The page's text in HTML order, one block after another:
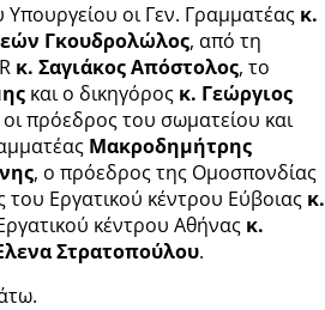
οι Γεν. Γραμματέας κ.
Γκουδρολώλος, από τη
κ. Σαγιάκος Απόστολος, το
και ο δικηγόρος κ. Γεώργιος
πρόεδρος του σωματείου και
Μακροδημήτρης
, ο πρόεδρος της Ομοσπονδίας
του Εργατικού κέντρου Εύβοιας κ.
κέντρου Αθήνας κ.
Στρατοπούλου.